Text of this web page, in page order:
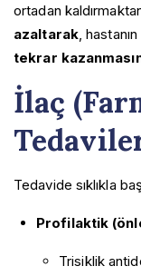
ortadan
azaltarak, hastanın
tekrar
İlaç
Tedavide sıklıkla
Profilaktik
Trisiklik